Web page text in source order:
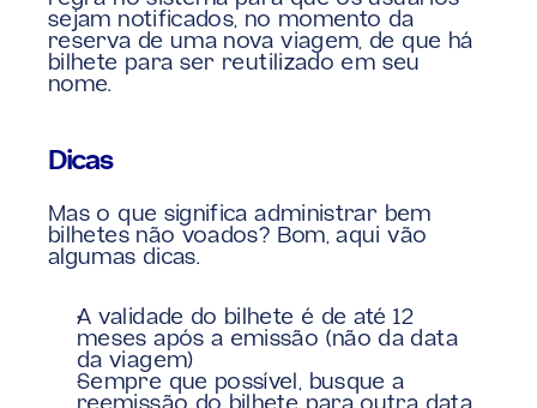
sejam notificados, no momento da
reserva de uma nova viagem, de que há
bilhete para ser reutilizado em seu
nome.
Dicas
Mas o que significa administrar bem
bilhetes não voados? Bom, aqui vão
algumas dicas.
A validade do bilhete é de até 12
meses após a emissão (não da data
da viagem)
Sempre que possível, busque a